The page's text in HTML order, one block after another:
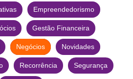
Empreendedorismo
Gestão Financeira
Negócios Novidades
Recorrência Segurança